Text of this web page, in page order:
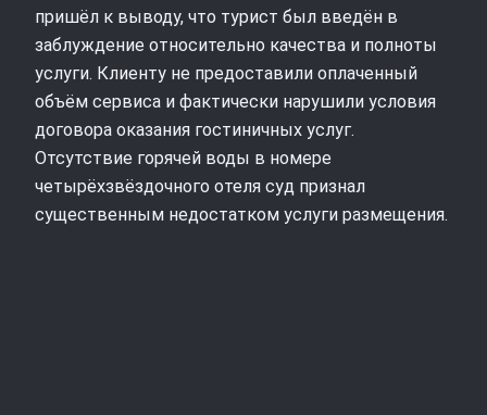
пришёл к выводу, что турист был введён в
заблуждение относительно качества и полноты
услуги. Клиенту не предоставили оплаченный
объём сервиса и фактически нарушили условия
договора оказания гостиничных услуг.
Отсутствие горячей воды в номере
четырёхзвёздочного отеля суд признал
существенным недостатком услуги размещения.